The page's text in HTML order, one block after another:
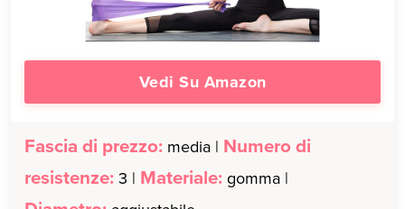
Vedi Su Amazon
Fascia di prezzo: media | Numero di
resistenze: 3 | Materiale: gomma |